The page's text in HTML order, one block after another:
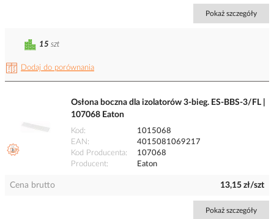
Pokaż szczegóły
Dodaj do porównania
15 szt
Osłona boczna dla izolatorów 3-bieg. ES-BBS-3/FL |
107068 Eaton
Kod
1015068
EAN
4015081069217
Kod Producenta
107068
Producent
Eaton
Cena brutto 13,15 zł/szt
Pokaż szczegóły